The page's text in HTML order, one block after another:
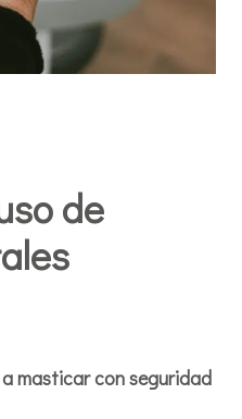
de
masticar con seguridad